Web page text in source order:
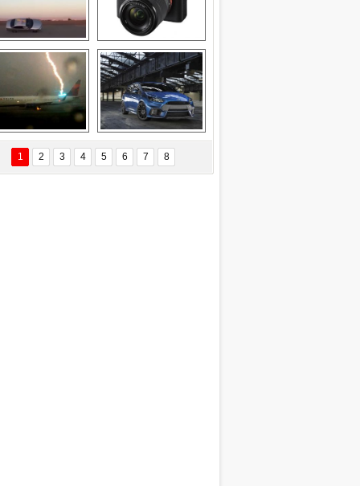
Savaş uçağı
pilotundan
muhteşem gösteri
Sony Alpha 7R II ön
inceleme
Delta uçağına
yıldırım çarptı
Ford Focus RS
(2015)
1 2 3 4 5 6 7 8